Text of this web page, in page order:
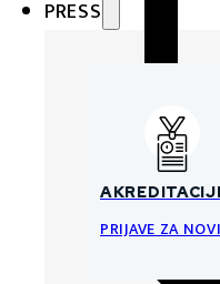
PRESS
PRIJAVE ZA